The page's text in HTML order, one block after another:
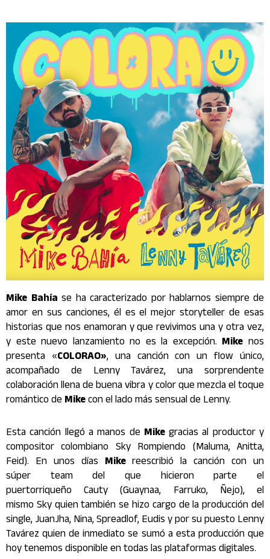
Mike Bahía se ha caracterizado por hablarnos siempre de
amor en sus canciones, él es el mejor storyteller de esas
historias que nos enamoran y que revivimos una y otra vez,
y este nuevo lanzamiento no es la excepción. Mike nos
presenta «COLORAO», una canción con un flow único,
acompañado de Lenny Tavárez, una sorprendente
colaboración llena de buena vibra y color que mezcla el toque
romántico de Mikecon el lado más sensual de Lenny.
Esta canción llegó a manos de Mikegracias al productor y
compositor colombiano Sky Rompiendo (Maluma, Anitta,
Feid). En unos días Mikereescribió la canción con un
súper team del que hicieron parte el
puertorriqueño Cauty (Guaynaa, Farruko, Ñejo), el
mismo Sky quien también se hizo cargo de la producción del
single, JuanJha, Nina, Spreadlof, Eudis y por su puesto Lenny
Tavárez quien de inmediato se sumó a esta producción que
hoy tenemos disponible en todas las plataformas digitales.